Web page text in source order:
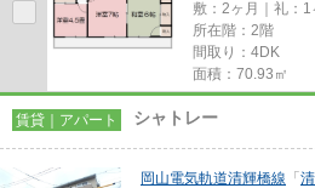
敷：2ヶ月｜礼：1
所在階：2階
間取り：4DK
面積：70.93㎡
賃貸｜アパート シャトレー
岡山電気軌道清輝橋線 「